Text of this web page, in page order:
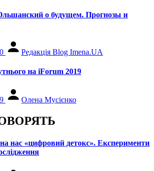
о будущем. Прогнозы и
Редакція Blog Imena.UA
на iForum 2019
Олена Мусієнко
нас «цифровий детокс». Експерименти